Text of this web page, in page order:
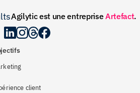
.Agilytic est une entreprise Artefact.
client